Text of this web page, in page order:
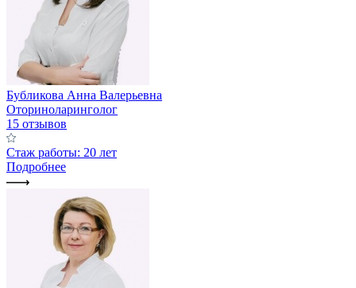
Бубликова Анна Валерьевна
Оториноларинголог
15 отзывов
Стаж работы: 20 лет
Подробнее